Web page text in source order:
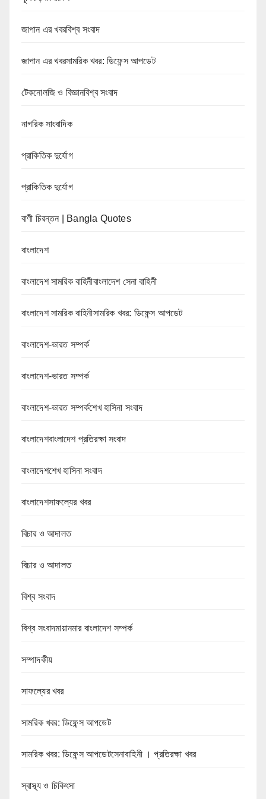
জাপান এর খবরবিশ্ব সংবাদ
জাপান এর খবরসামরিক খবর: ডিফেন্স আপডেট
টেকনোলজি ও বিজ্ঞানবিশ্ব সংবাদ
নাগরিক সাংবাদিক
প্রাকিতিক দুর্যোগ
প্রাকিতিক দুর্যোগ
বাণী চিরন্তন | Bangla Quotes
বাংলাদেশ
বাংলাদেশ সামরিক বাহিনীবাংলাদেশ সেনা বাহিনী
বাংলাদেশ সামরিক বাহিনীসামরিক খবর: ডিফেন্স আপডেট
বাংলাদেশ-ভারত সম্পর্ক
বাংলাদেশ-ভারত সম্পর্ক
বাংলাদেশ-ভারত সম্পর্কশেখ হাসিনা সংবাদ
বাংলাদেশবাংলাদেশ প্রতিরক্ষা সংবাদ
বাংলাদেশশেখ হাসিনা সংবাদ
বাংলাদেশসাফল্যের খবর
বিচার ও আদালত
বিচার ও আদালত
বিশ্ব সংবাদ
বিশ্ব সংবাদমায়ানমার বাংলাদেশ সম্পর্ক
সম্পাদকীয়
সাফল্যের খবর
সামরিক খবর: ডিফেন্স আপডেট
সামরিক খবর: ডিফেন্স আপডেটসেনাবাহিনী । প্রতিরক্ষা খবর
স্বাস্থ্য ও চিকিৎসা